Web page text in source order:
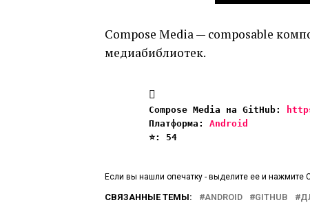
Compose Media — composable
медиабиблиотек.
Compose Media на GitHub:
Платформа: Android
⭐️: 54
Если вы нашли опечатку - выделите ее и нажмите
СВЯЗАННЫЕ ТЕМЫ: ANDROID GITHUB